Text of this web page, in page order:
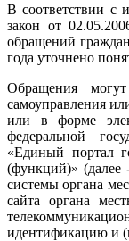
В соответствии с
закон от
обращений
года уточнено
Обращения
самоуправления
или в форме
федеральной
«Единый портал
(функций)»
системы органа
сайта органа
идентификацию и